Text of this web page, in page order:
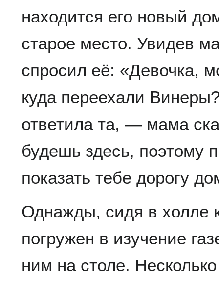
находится его новый
старое место. Увидев
спросил её: «Девочка,
куда переехали
ответила та, — мама
будешь здесь, поэтому
показать тебе дорогу
Однажды, сидя в холле
погружен в изучение
ним на столе.